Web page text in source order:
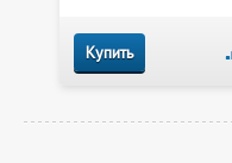
Купить